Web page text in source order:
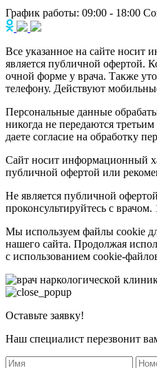
График работы: 09:00 - 18:00
Все указанное на сайте носит
является публичной офертой.
очной форме у врача. Также
телефону. Действуют
Персональные данные
никогда не передаются
даете согласие на обработку
Сайт носит информационный
публичной офертой или
Не является публичной
проконсультируйтесь с врачом.
Мы используем файлы cookie
нашего сайта. Продолжая
с использованием cookie-
Оставьте заявку!
Наш специалист перезвонит